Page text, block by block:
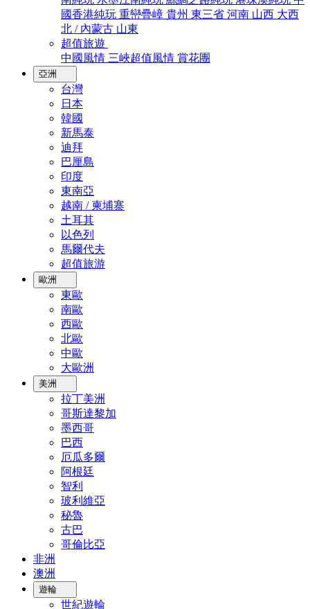
國香港純玩 重巒疊嶂 貴州 東三省 河南 山西 大西
北 / 內蒙古 山東
超值旅遊
中國風情 三峽超值風情 賞花團
亞洲
台灣
日本
韓國
新馬泰
迪拜
巴厘島
印度
東南亞
越南 / 柬埔寨
土耳其
以色列
馬爾代夫
超值旅游
歐洲
東歐
南歐
西歐
北歐
中歐
大歐洲
美洲
拉丁美洲
哥斯達黎加
墨西哥
巴西
厄瓜多爾
阿根廷
智利
玻利維亞
秘魯
古巴
哥倫比亞
非洲
澳洲
遊輪
世紀遊輪